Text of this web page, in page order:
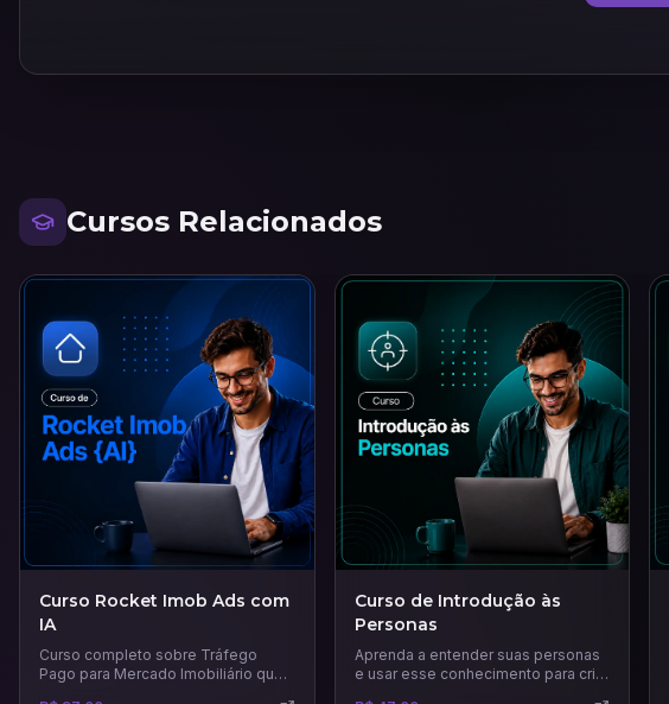
Cursos Relacionados
Curso Rocket Imob Ads com
IA
Curso completo sobre Tráfego
Pago para Mercado Imobiliário que
Curso de Introdução às
Personas
Aprenda a entender suas personas
e usar esse conhecimento para criar